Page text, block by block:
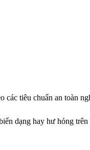
tiêu chuẩn an toàn
dạng hay hư hỏng